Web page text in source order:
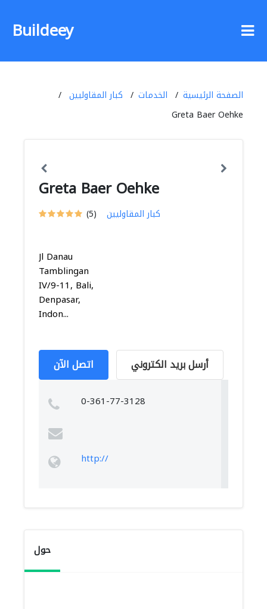
Buildeey
الصفحة الرئيسية الخدمات
كبار المقاوليين
Greta Baer Oehke
Greta Baer Oehke
(5) كبار المقاوليين
Jl Danau
Tamblingan
IV/9-11, Bali,
Denpasar,
Indon...
اتصل الآن أرسل بريد الكتروني
0-361-77-3128
http://
حول